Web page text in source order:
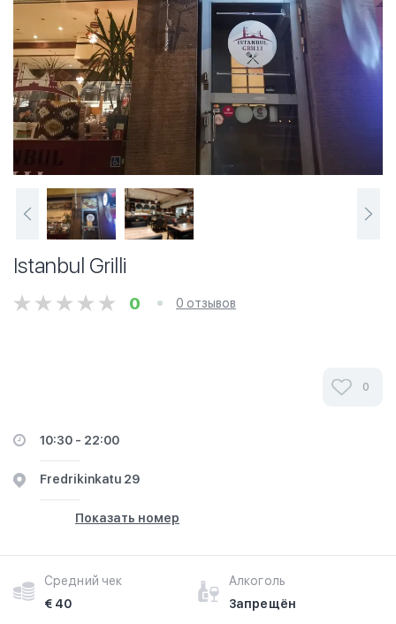
Istanbul Grilli
0 0 отзывов
0
10:30 - 22:00
Fredrikinkatu 29
Показать номер
Средний чек
€ 40
Алкоголь
Запрещён